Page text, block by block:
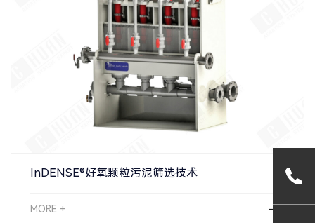
InDENSE®好氧颗粒污泥筛选技术
MORE +